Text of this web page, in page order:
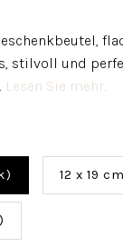
stilvoll und
Lesen Sie mehr..
12 x 19